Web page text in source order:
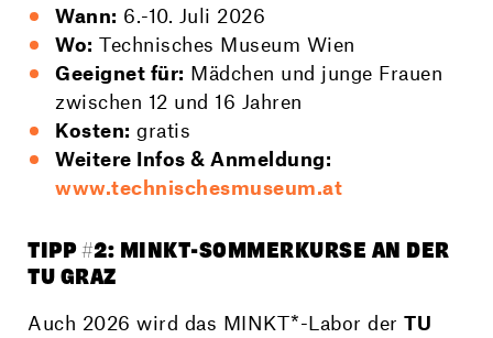
Wann: 6.-10. Juli 2026
Wo: Technisches Museum Wien
Geeignet für: Mädchen und junge Frauen
zwischen 12 und 16 Jahren
Kosten: gratis
Weitere Infos & Anmeldung:
www.technischesmuseum.at
TIPP #2: MINKT-SOMMERKURSE AN DER
TU GRAZ
Auch 2026 wird das MINKT*-Labor derTU